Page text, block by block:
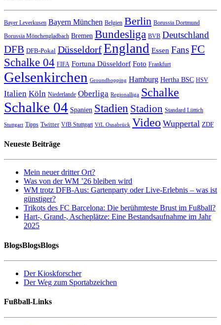
Bayer Leverkusen Bayern München Belgien Berlin Borussia Dortmund
Borussia Mönchengladbach Bremen Bundesliga BVB Deutschland
DFB DFB-Pokal DüsseldorfEngland Essen FansFC
Schalke 04 FIFA Fortuna Düsseldorf Foto Frankfurt
Gelsenkirchen Groundhopping Hamburg Hertha BSC HSV
Italien Köln Niederlande Oberliga Regionalliga Schalke
Schalke 04 Spanien Stadien Stadion Standard Lüttich
Stuttgart Tipps Twitter VfB Stuttgart VfL Osnabrück Video Wuppertal ZDF
Neueste Beiträge
Mein neuer dritter Ort?
Was von der WM ’26 bleiben wird
WM trotz DFB-Aus: Gartenparty oder Live-Erlebnis – was ist
günstiger?
Trikots des FC Barcelona: Die berühmteste Brust im Fußball?
Hart-, Grand-, Ascheplätze: Eine Bestandsaufnahme im Jahr
2025
BlogsBlogsBlogs
Der Kioskforscher
Der Weg zum Sportabzeichen
Fußball-Links